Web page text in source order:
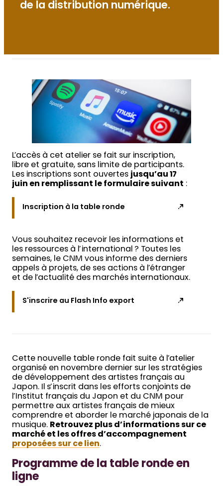
de la distribution numérique.
L’accès à cet atelier se fait sur inscription,
libre et gratuite, sans limite de participants.
Les inscriptions sont ouvertes jusqu’au 17
juin en remplissant le formulaire suivant :
Inscription à la table ronde
Vous souhaitez recevoir les informations et
les ressources à l’international ? Toutes les
semaines, le CNM vous informe des derniers
appels à projets, de ses actions à l’étranger
et de l’actualité des marchés internationaux.
S'inscrire au Flash Info export
Cette nouvelle table ronde fait suite à l’atelier
organisé en novembre dernier sur les stratégies
de développement des artistes français au
Japon. Il s’inscrit dans les efforts conjoints de
l’Institut français du Japon et du CNM pour
permettre aux artistes français de mieux
comprendre et aborder le marché japonais de la
musique. Retrouvez plus d’informations sur ce
marché et les offres d’accompagnement
proposées sur ce lien.
Programme de la table ronde en
ligne